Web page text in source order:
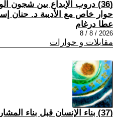
(36) دروب الإبداع بين شجون
حوار خاص مع الأديبة د. حنان
عطا درغام
2026 / 8 / 8
مقابلات و حوارات
(37) بناء الإنسان قبل بناء المشاريع